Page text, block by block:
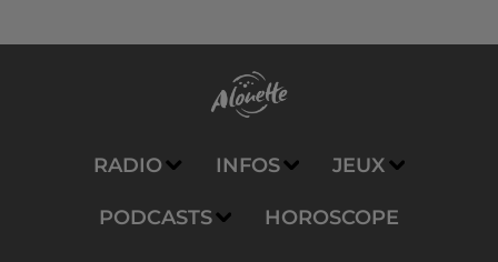
RADIO INFOS JEUX
PODCASTS HOROSCOPE